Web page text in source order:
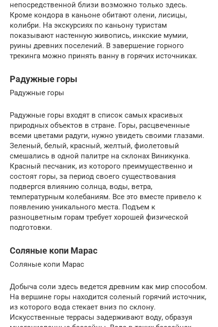
непосредственной близи возможно только здесь.
Кроме кондора в каньоне обитают олени, лисицы,
колибри. На экскурсиях по каньону туристам
показывают настенную живопись, инкские мумии,
руины древних поселений. В завершение горного
трекинга можно принять ванну в горячих источниках.
Радужные горы
Радужные горы
Радужные горы входят в список самых красивых
природных объектов в стране. Горы, расцвеченные
всеми цветами радуги, нужно увидеть своими глазами.
Зеленый, белый, красный, желтый, фиолетовый
смешались в одной палитре на склонах Виникунка.
Красный песчаник, из которого преимущественно и
состоят горы, за период своего существования
подвергся влиянию солнца, воды, ветра,
температурным колебаниям. Все это вместе привело к
появлению уникального места. Подъем к
разноцветным горам требует хорошей физической
подготовки.
Соляные копи Марас
Соляные копи Марас
Добыча соли здесь ведется древним как мир способом.
На вершине горы находится соленый горячий источник,
из которого вода стекает вниз по склону.
Искусственные террасы задерживают воду, образуя